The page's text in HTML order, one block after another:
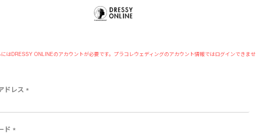
はDRESSY ONLINEのアカウントが必要です。プラコレウェディングのアカウント情報ではログインできませ
ドレス
必
ド